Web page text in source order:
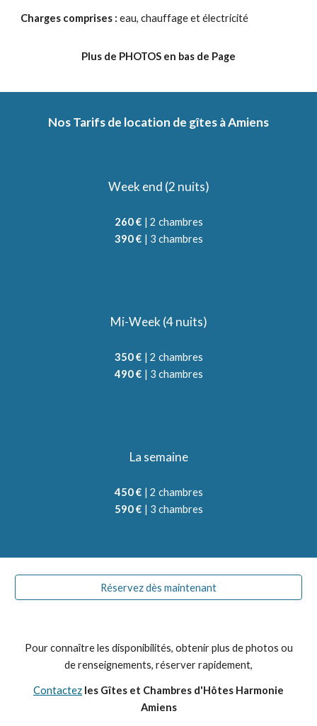
Charges comprises :eau, chauffage et électricité
Plus de PHOTOS en bas de Page
Nos Tarifs de location de gîtes à Amiens
Week end (2 nuits)
260 € | 2 chambres
390 € | 3 chambres
Mi-Week (4 nuits)
350 € | 2 chambres
490 € | 3 chambres
La semaine
450 € | 2 chambres
590 € | 3 chambres
Réservez dès maintenant
Pour connaître les disponibilités, obtenir plus de photos ou
de renseignements, réserver rapidement,
Contactez les Gîtes et Chambres d'Hôtes Harmonie
Amiens